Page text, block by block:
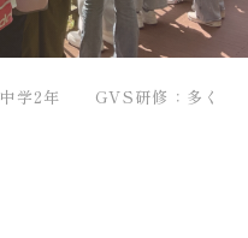
中学2年 GVS研修：多く